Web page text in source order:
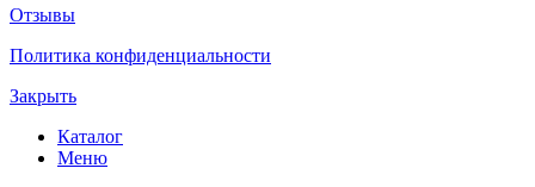
Отзывы
Политика конфиденциальности
Закрыть
Каталог
Меню